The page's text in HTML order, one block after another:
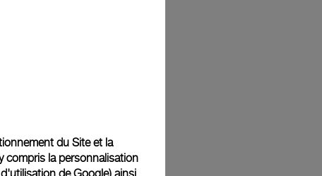
du Site et la
compris la personnalisation